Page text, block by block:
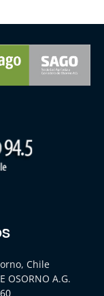
Chile
OSORNO A.G.